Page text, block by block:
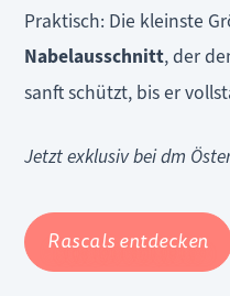
Praktisch: Die kleinste
Nabelausschnitt, der
sanft schützt, bis er
Jetzt exklusiv bei dm
Rascals entdecken